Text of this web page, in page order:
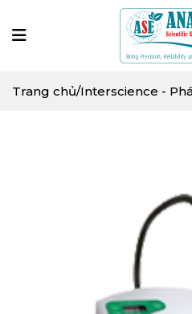
Trang chủ/Interscience -